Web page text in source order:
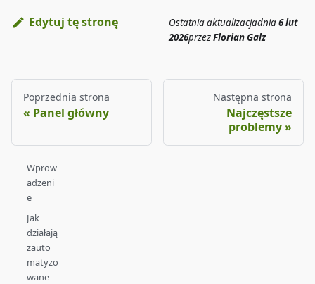
Edytuj tę stronę Ostatnia aktualizacjadnia6 lut
2026przezFlorian Galz
Poprzednia strona
Panel główny
Następna strona
Najczęstsze
problemy
Wprow
adzeni
e
Jak
działają
zauto
matyzo
wane